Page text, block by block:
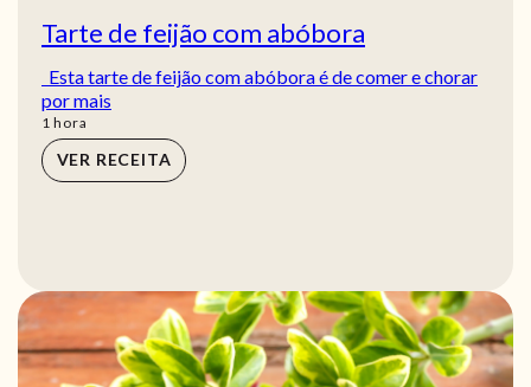
Tarte de feijão com abóbora
Esta tarte de feijão com abóbora é de comer e chorar
por mais
1 hora
hora
VER RECEITA